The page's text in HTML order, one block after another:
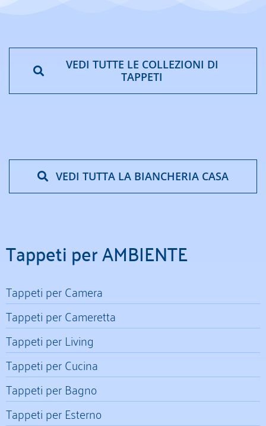
VEDI TUTTE LE COLLEZIONI DI
TAPPETI
VEDI TUTTA LA BIANCHERIA CASA
Tappeti per AMBIENTE
Tappeti per Camera
Tappeti per Cameretta
Tappeti per Living
Tappeti per Cucina
Tappeti per Bagno
Tappeti per Esterno